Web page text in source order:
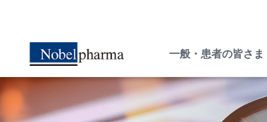
一般・患者の皆さま